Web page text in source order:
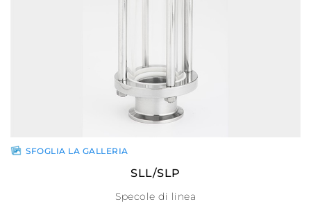
SFOGLIA LA GALLERIA
SLL/SLP
Specole di linea